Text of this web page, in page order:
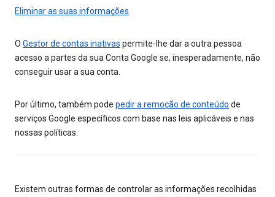
Eliminar as suas informações
O Gestor de contas inativas permite-lhe dar a outra pessoa
acesso a partes da sua Conta Google se, inesperadamente, não
conseguir usar a sua conta.
Por último, também pode pedir a remoção de conteúdo de
serviços Google específicos com base nas leis aplicáveis e nas
nossas políticas.
Existem outras formas de controlar as informações recolhidas